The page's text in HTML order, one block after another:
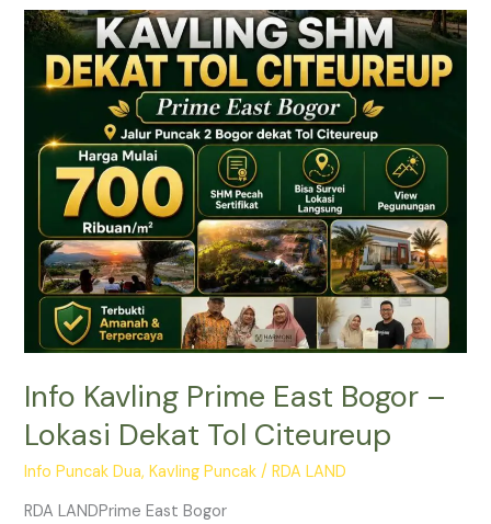
Info Kavling Prime East Bogor –
Lokasi Dekat Tol Citeureup
Info Puncak Dua,Kavling Puncak /RDA LAND
RDA LANDPrime East Bogor
Info
Prime
East
Lokasi
Dekat
Tol
Citeureup